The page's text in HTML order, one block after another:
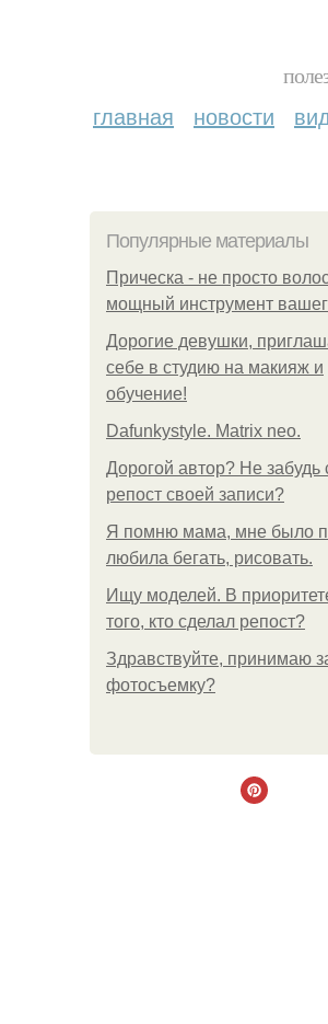
главная новости
Популярные материалы
Прическа - не просто
мощный инструмент
Дорогие девушки,
себе в студию на макияж и
обучение!
Dafunkystyle. Matrix neo.
Дорогой автор? Не забудь
репост своей записи?
Я помню мама, мне было
любила бегать, рисовать.
Ищу моделей. В
того, кто сделал репост?
Здравствуйте, принимаю
фотосъемку?